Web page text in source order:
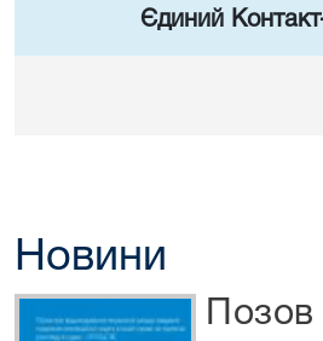
Єдиний
Новини